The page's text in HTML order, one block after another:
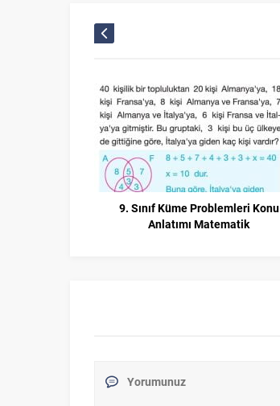
9. Sınıf Küme Problemleri Konu
Anlatımı Matematik